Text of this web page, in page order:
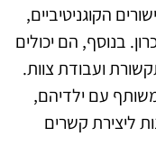
הקוגניטיביים,
בנוסף, הם יכולים
ועבודת צוות.
עם ילדיהם,
ליצירת קשרים